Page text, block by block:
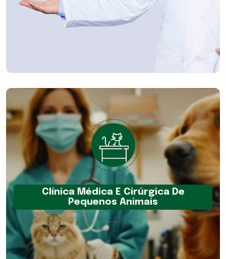
Clínica Médica E Cirúrgica De
Pequenos Animais